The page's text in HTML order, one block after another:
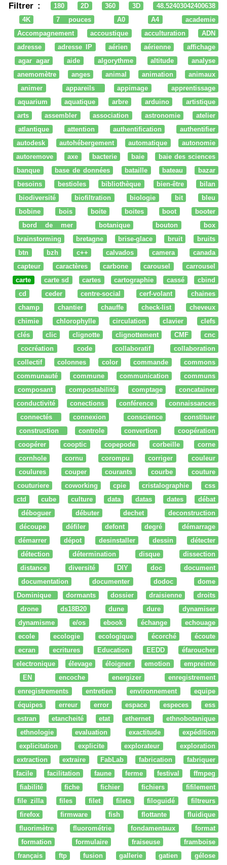
Filtrer : 180 2D 360 3D
48.52403042400638
4K
7 pouces A0 A4
academie
Accompagnement
accoustique acculturation
ADN
adresse
adresse IP aérien aérienne
affichage
agar agar
aide algorythme altitude
analyse
anemomètre
anges animal animation
animaux
animer
appareils appimage
apprentissage
aquarium
aquatique arbre arduino
artistique
arts
assembler association astronomie
atelier
atlantique
attention authentification
authentifier
autodesk
autohébergement automatique
autonomie
autoremove
axe bacterie baie
baie des sciences
banque
base de données bataille bateau
bazar
besoins
bestioles bibliothèque bien-être
bilan
biodiversité
biofiltration biologie bit
bleu
bobine
bois boite boites boot
booter
bord de mer
botanique bouton
box
brainstorming
bretagne brise-glace bruit
bruits
btn
bzh c++ calvados camera
canada
capteur
caractères carbone carousel
carrousel
carte
carte sd cartes cartographie cassé
cbind
cd
ceder centre-social cerf-volant
chaines
champ
chantier chauffe check-list
cheveux
chimie
chlorophylle circulation clavier
clefs
clés
clic clignotte clignottement CMF
cnc
cocréation
code collaboratif
collaboration
collectif
colonnes color commande
commons
communauté
commune communication
communs
composant
compostabilité comptage
concatainer
conductivité
conections conférence
connaissances
connectés
connexion conscience
constituer
construction
controle convertion
coopération
coopérer
cooptic copepode corbeille
corne
cornhole
cornu corompu corriger
couleur
coulures
couper courants courbe
couture
couturiere
coworking cpie cristalographie
css
ctd
cube culture data datas dates
débat
déboguer
débuter dechet
deconstruction
découpe
défiler defont degré
démarrage
démarrer
dépot desinstaller dessin
détecter
détection
détermination disque
dissection
distance
diversité DIY doc
document
documentation
documenter dodoc
dome
Dominique
dormants dossier draisienne
droits
drone
ds18B20 dune dure
dynamiser
dynamisme
e/os ebook échange
echouage
ecole
ecologie ecologique écorché
écoute
ecran
ecritures Education EEDD
éfaroucher
electronique
élevage éloigner emotion
empreinte
EN
encoche energizer
enregistrement
enregistrements
entretien environnement
equipe
équipes
erreur error espace especes
ess
estran
etancheité etat ethernet
ethnobotanique
ethnologie
evaluation exactitude
expédition
explicitation
explicite explorateur
exploration
extraction
extraire FabLab fabrication
fabriquer
facile
facilitation faune ferme festival
ffmpeg
fiabilité
fiche fichier fichiers
fifilement
file zilla
files filet filets filoguidé
filtreurs
firefox
firmware fish flottante
fluidique
fluorimètre
fluorométrie fondamentaux
format
formation
formulaire fraiseuse
framboise
français
ftp fusion gallerie gatien gélose